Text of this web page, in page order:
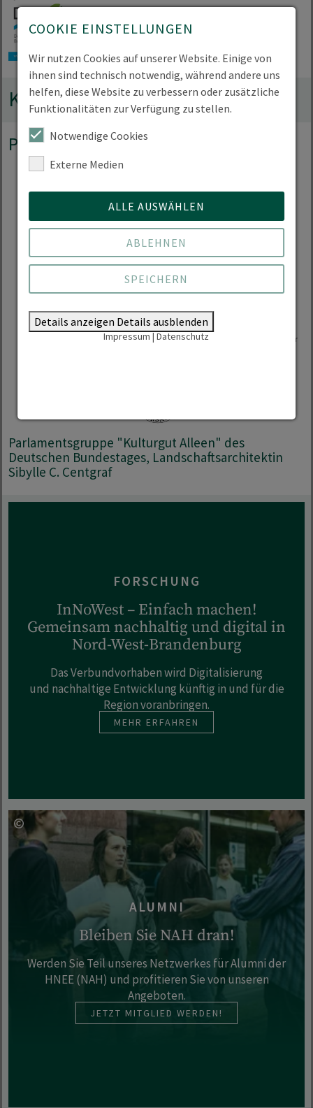
Kooperationen
Projektbeirat
Parlamentsgruppe "Kulturgut Alleen" des
Deutschen Bundestages, Landschaftsarchitektin
Sibylle C. Centgraf
FORSCHUNG
InNoWest – Einfach machen!
Gemeinsam nachhaltig und digital in
Nord-West-Brandenburg
Das Verbundvorhaben wird Digitalisierung
und nachhaltige Entwicklung künftig in und für die
Region voranbringen.
MEHR ERFAHREN
ALUMNI
Bleiben Sie NAH dran!
Werden Sie Teil unseres Netzwerkes für Alumni der
HNEE (NAH) und profitieren Sie von unseren
Angeboten.
JETZT MITGLIED WERDEN!
COOKIE EINSTELLUNGEN
Wir nutzen Cookies auf unserer Website. Einige von
ihnen sind technisch notwendig, während andere uns
helfen, diese Website zu verbessern oder zusätzliche
Funktionalitäten zur Verfügung zu stellen.
Notwendige Cookies
Externe Medien
ALLE AUSWÄHLEN
ABLEHNEN
SPEICHERN
Details anzeigen Details ausblenden
Impressum|Datenschutz